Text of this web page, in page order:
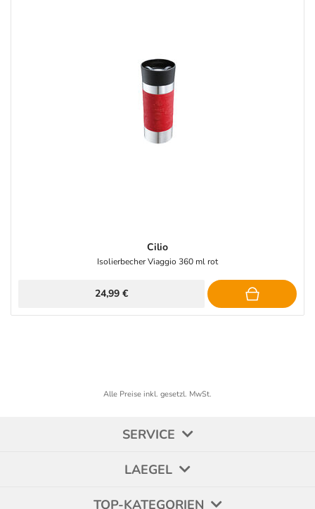
Cilio
Isolierbecher Viaggio 360 ml rot
24,99 €
Alle Preise inkl. gesetzl. MwSt.
SERVICE
LAEGEL
TOP-KATEGORIEN